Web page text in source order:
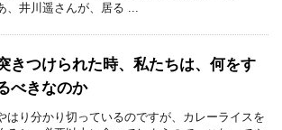
、井川遥さんが、居る ...
きつけられた時、私たちは、何をす
べきなのか
はり分かり切っているのですが、カレーライスを